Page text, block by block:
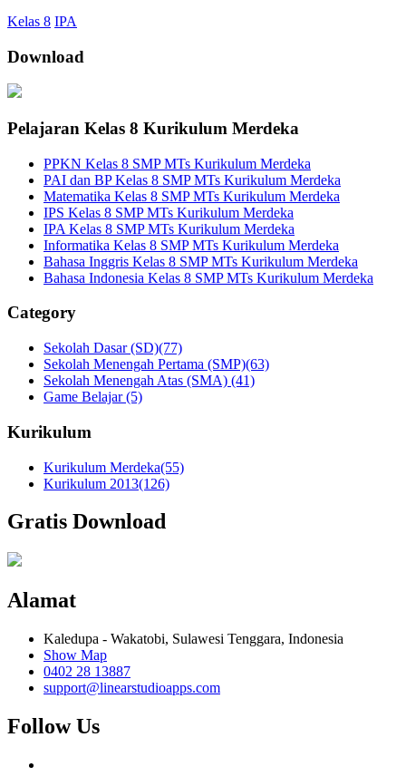
Kelas 8 IPA
Download
Pelajaran Kelas 8 Kurikulum Merdeka
PPKN Kelas 8 SMP MTs Kurikulum Merdeka
PAI dan BP Kelas 8 SMP MTs Kurikulum Merdeka
Matematika Kelas 8 SMP MTs Kurikulum Merdeka
IPS Kelas 8 SMP MTs Kurikulum Merdeka
IPA Kelas 8 SMP MTs Kurikulum Merdeka
Informatika Kelas 8 SMP MTs Kurikulum Merdeka
Bahasa Inggris Kelas 8 SMP MTs Kurikulum Merdeka
Bahasa Indonesia Kelas 8 SMP MTs Kurikulum Merdeka
Category
Sekolah Dasar (SD)(77)
Sekolah Menengah Pertama (SMP)(63)
Sekolah Menengah Atas (SMA) (41)
Game Belajar(5)
Kurikulum
Kurikulum Merdeka(55)
Kurikulum 2013(126)
Gratis Download
Alamat
Kaledupa - Wakatobi, Sulawesi Tenggara, Indonesia
Show Map
0402 28 13887
support@linearstudioapps.com
Follow Us